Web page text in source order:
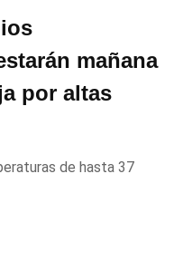
mañana
por altas
de hasta 37